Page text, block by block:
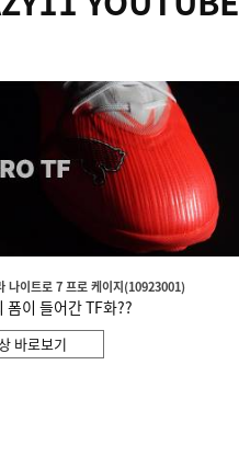
나이트로 7 프로 케이지(10923001)
폼이 들어간 TF화??
바로보기